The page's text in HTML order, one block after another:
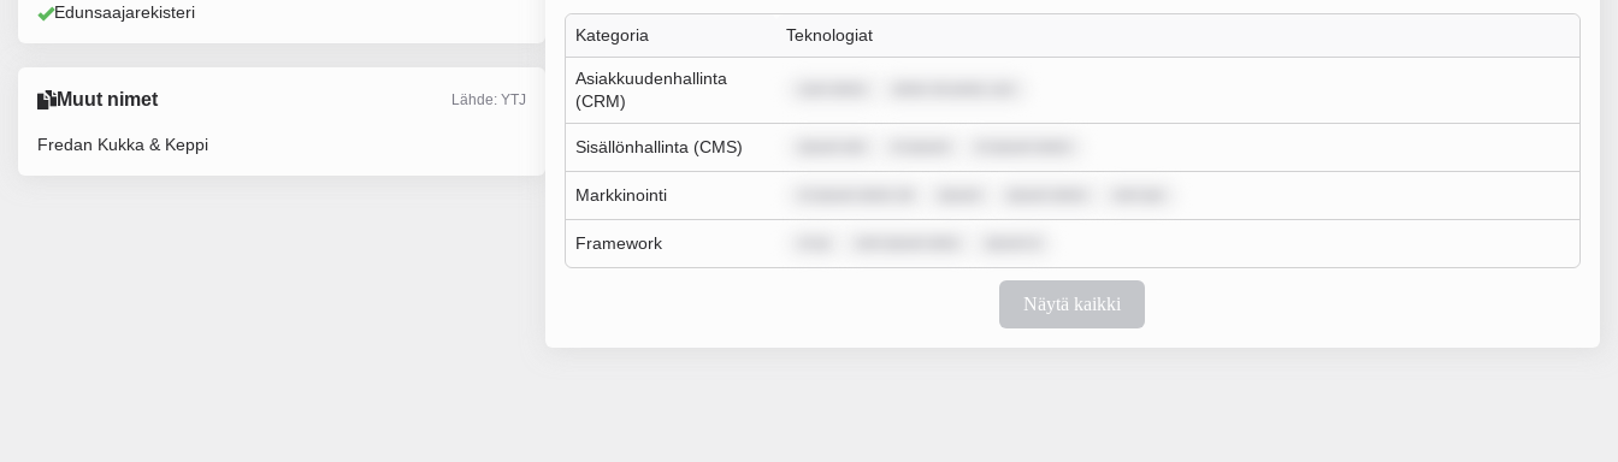
Edunsaajarekisteri
Muut nimet Lähde: YTJ
Fredan Kukka & Keppi
Kategoria Teknologiat
Asiakkuudenhallinta
(CRM)
Sisällönhallinta (CMS)
Markkinointi
Framework
Näytä kaikki